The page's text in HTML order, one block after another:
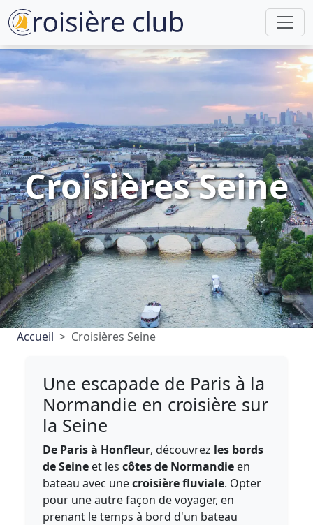
Croisières Seine
Accueil Croisières Seine
Une escapade de Paris à la
Normandie en croisière sur
la Seine
De Paris à Honfleur, découvrez les bords
de Seine et lescôtes de Normandie en
bateau avec unecroisière fluviale. Opter
pour une autre façon de voyager, en
prenant le temps à bord d'un bateau